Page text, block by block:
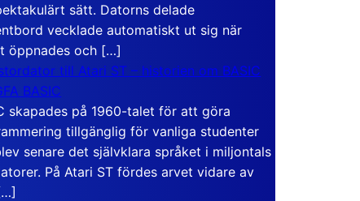
sätt. Datorns delade
vecklade automatiskt ut sig när
öppnades och […]
till Atari ST – historien om BASIC
BASIC
skapades på 1960-talet för att göra
tillgänglig för vanliga studenter
senare det självklara språket i miljontals
På Atari ST fördes arvet vidare av